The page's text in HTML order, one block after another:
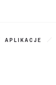
APLIKACJE